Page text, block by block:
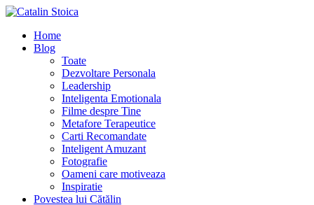
Home
Blog
Toate
Dezvoltare Personala
Leadership
Inteligenta Emotionala
Filme despre Tine
Metafore Terapeutice
Carti Recomandate
Inteligent Amuzant
Fotografie
Oameni care motiveaza
Inspiratie
Povestea lui Cătălin